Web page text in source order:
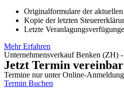
Originalformulare der
Kopie der letzten
Letzte
Mehr Erfahren
Unternehmensverkauf Benken (ZH)
Jetzt Termin
Termine nur unter Online-
Termin Buchen